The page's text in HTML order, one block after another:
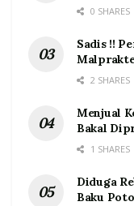
0 SHARES
Sadis !!
2 SHARES
Menjual
Bakal
1 SHARES
Diduga
Baku